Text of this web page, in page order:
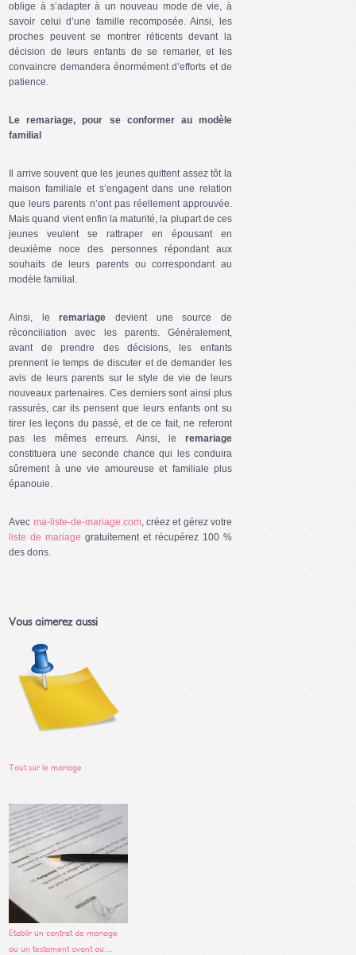
oblige à s’adapter à un nouveau mode de vie, à
savoir celui d’une famille recomposée. Ainsi, les
proches peuvent se montrer réticents devant la
décision de leurs enfants de se remarier, et les
convaincre demandera énormément d’efforts et de
patience.
Le remariage, pour se conformer au modèle
familial
Il arrive souvent que les jeunes quittent assez tôt la
maison familiale et s’engagent dans une relation
que leurs parents n’ont pas réellement approuvée.
Mais quand vient enfin la maturité, la plupart de ces
jeunes veulent se rattraper en épousant en
deuxième noce des personnes répondant aux
souhaits de leurs parents ou correspondant au
modèle familial.
Ainsi, leremariage devient une source de
réconciliation avec les parents. Généralement,
avant de prendre des décisions, les enfants
prennent le temps de discuter et de demander les
avis de leurs parents sur le style de vie de leurs
nouveaux partenaires. Ces derniers sont ainsi plus
rassurés, car ils pensent que leurs enfants ont su
tirer les leçons du passé, et de ce fait, ne referont
pas les mêmes erreurs. Ainsi, le remariage
constituera une seconde chance qui les conduira
sûrement à une vie amoureuse et familiale plus
épanouie.
Avec ma-liste-de-mariage.com, créez et gérez votre
liste de mariage gratuitement et récupérez 100 %
des dons.
Vous aimerez aussi
Tout sur le mariage
Etablir un contrat de mariage
ou un testament avant ou…